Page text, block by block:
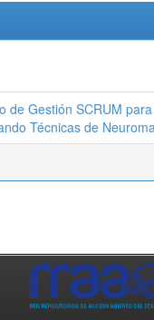
de Gestión SCRUM
Técnicas de